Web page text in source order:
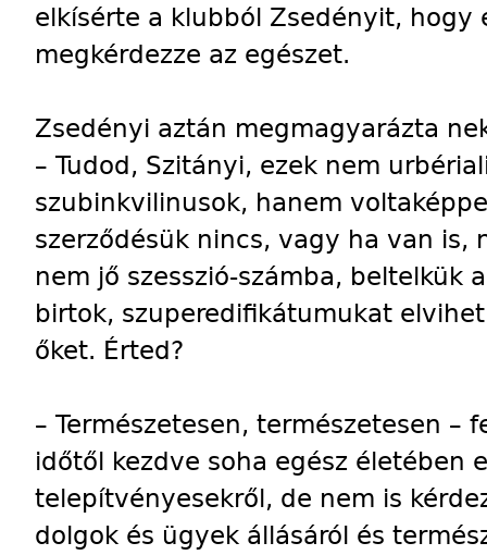
elkísérte a klubból Zsedényit, hogy
megkérdezze az egészet.
Zsedényi aztán megmagyarázta
– Tudod, Szitányi, ezek nem
szubinkvilinusok, hanem
szerződésük nincs, vagy ha van is,
nem jő szesszió-számba, beltelkük
birtok, szuperedifikátumukat
őket. Érted?
– Természetesen, természetesen –
időtől kezdve soha egész életében
telepítvényesekről, de nem is
dolgok és ügyek állásáról és